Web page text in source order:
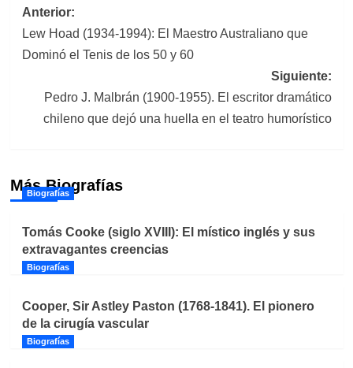
Navegación
de
Anterior:
Lew Hoad (1934-1994): El Maestro Australiano que
Dominó el Tenis de los 50 y 60
Siguiente:
Pedro J. Malbrán (1900-1955). El escritor dramático
chileno que dejó una huella en el teatro humorístico
Más Biografías
Biografías
Tomás Cooke (siglo XVIII): El místico inglés y sus
extravagantes creencias
Biografías
Cooper, Sir Astley Paston (1768-1841). El pionero
de la cirugía vascular
Biografías